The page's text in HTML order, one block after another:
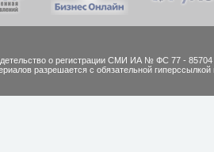
о регистрации СМИ ИА № ФС 77 - 85704
разрешается с обязательной гиперссылкой